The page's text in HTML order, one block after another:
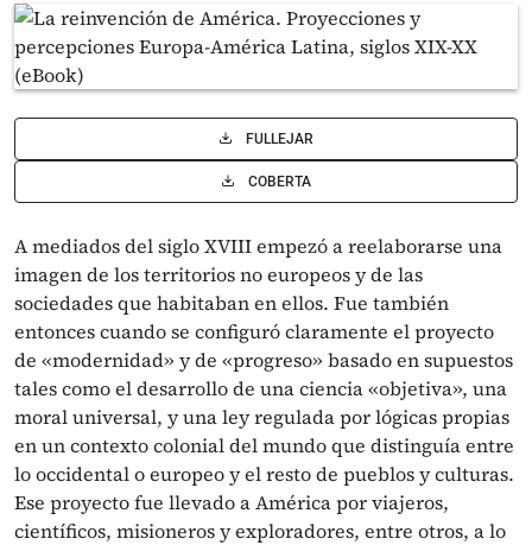
FULLEJAR
COBERTA
A mediados del siglo XVIII empezó a reelaborarse una
imagen de los territorios no europeos y de las
sociedades que habitaban en ellos. Fue también
entonces cuando se configuró claramente el proyecto
de «modernidad» y de «progreso» basado en supuestos
tales como el desarrollo de una ciencia «objetiva», una
moral universal, y una ley regulada por lógicas propias
en un contexto colonial del mundo que distinguía entre
lo occidental o europeo y el resto de pueblos y culturas.
Ese proyecto fue llevado a América por viajeros,
científicos, misioneros y exploradores, entre otros, a lo